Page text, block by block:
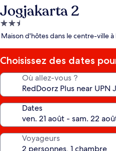
Jogjakarta 2
Hébergement
2.5 étoiles
Maison d'hôtes dans le centre-ville
Choisissez des dates
Où allez-vous ?
Dates
Voyageurs